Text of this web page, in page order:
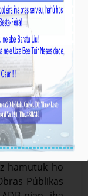
ho Misaun
Bee
Komisaun
Públika
Saneamentu
hamutuk ho
Públikas